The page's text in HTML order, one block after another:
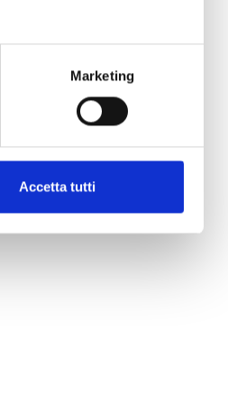
Marketing
Accetta tutti
Tapa hermética para EBDDHN